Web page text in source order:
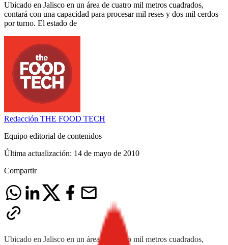
Ubicado en Jalisco en un área de cuatro mil metros cuadrados,
contará con una capacidad para procesar mil reses y dos mil cerdos
por turno. El estado de
Redacción THE FOOD TECH
Equipo editorial de contenidos
Última actualización: 14 de mayo de 2010
Compartir
Ubicado en Jalisco en un área de cuatro mil metros cuadrados,